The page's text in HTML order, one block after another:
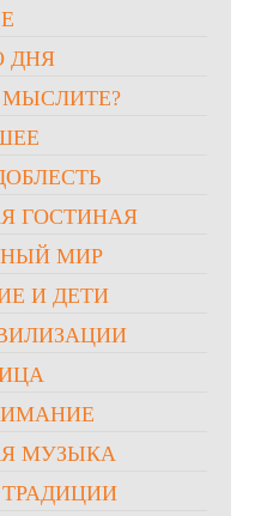
ДНЯ
ГОСТИНАЯ
МИР
И ДЕТИ
МУЗЫКА
ТРАДИЦИИ